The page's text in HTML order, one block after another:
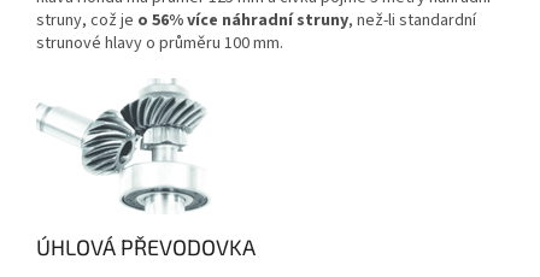
struny, což je o 56% více náhradní struny, než-li standardní
strunové hlavy o průměru 100 mm.
ÚHLOVÁ PŘEVODOVKA